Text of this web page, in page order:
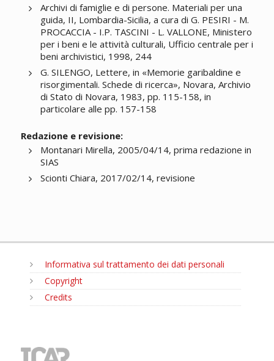
Archivi di famiglie e di persone. Materiali per una
guida, II, Lombardia-Sicilia, a cura di G. PESIRI - M.
PROCACCIA - I.P. TASCINI - L. VALLONE, Ministero
per i beni e le attività culturali, Ufficio centrale per i
beni archivistici, 1998, 244
G. SILENGO, Lettere, in «Memorie garibaldine e
risorgimentali. Schede di ricerca», Novara, Archivio
di Stato di Novara, 1983, pp. 115-158, in
particolare alle pp. 157-158
Redazione e revisione:
Montanari Mirella, 2005/04/14, prima redazione in
SIAS
Scionti Chiara, 2017/02/14, revisione
Informativa sul trattamento dei dati personali
Copyright
Credits